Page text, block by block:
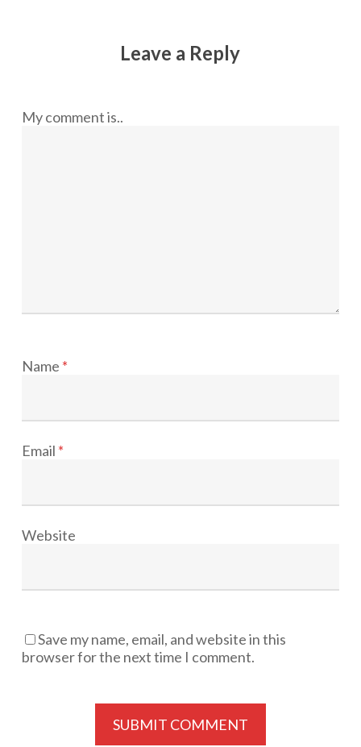
Leave a Reply
My comment is..
Name *
Email *
Website
Save my name, email, and website in this
browser for the next time I comment.